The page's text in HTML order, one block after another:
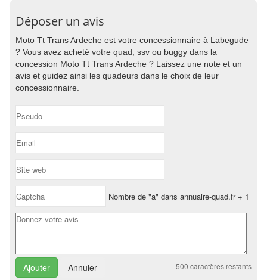
Déposer un avis
Moto Tt Trans Ardeche est votre concessionnaire à Labegude
? Vous avez acheté votre quad, ssv ou buggy dans la
concession Moto Tt Trans Ardeche ? Laissez une note et un
avis et guidez ainsi les quadeurs dans le choix de leur
concessionnaire.
Nombre de "a" dans annuaire-quad.fr + 1
Annuler 500 caractères restants